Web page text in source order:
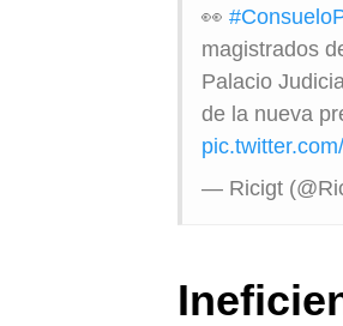
👀
magistrados
Palacio
de la nueva
— Ricigt